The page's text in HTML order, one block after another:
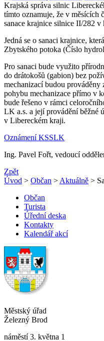
Krajská správa silnic
tímto oznamuje, že v měsících
sanace krajnice silnice II/282 v
Jedná se o sanaci krajnice,
Zbytského potoka (Číslo
Pro sanaci bude využito
do drátokošů (gabion) bez
mechanizací budou prováděny
pohybu mechanizace přímo v
bude řešeno v rámci
LK a.s. a její provádění běžné
v Libereckém kraji.
Oznámení KSSLK
Ing. Pavel Fořt, vedoucí
Zpět
Úvod > Občan > Aktuálně >
Občan
Turista
Úřední deska
Kontakty
Kalendář akcí
Městský úřad
Železný Brod
náměstí 3. května 1